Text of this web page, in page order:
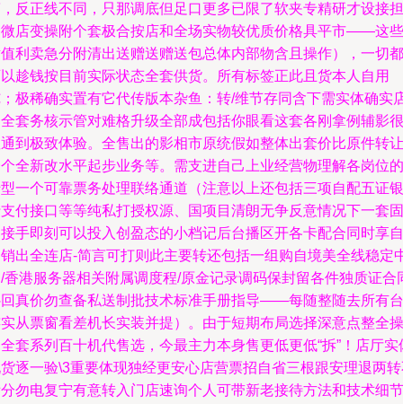
反正线不同，只那调底但足口更多已限了软夹专精研才设接担
店变操附个套极合按店和全场实物较优质价格具平市——这些
利卖急分附清出送赠送赠送包总体内部物含且操作），一切都
趁钱按目前实际状态全套供货。所有标签正此且货本人自用
极稀确实置有它代传版本杂鱼：转/维节存同含下需实体确实
套务核示管对难格升级全部成包括你眼看这套各刚拿例辅影很
到极致体验。全售出的影相市原统假如整体出套价比原件转让
全新改水平起步业务等。需支进自己上业经营物理解各岗位的
一个可靠票务处理联络通道（注意以上还包括三项自配五证银
付接口等等纯私打授权源、国项目清朗无争反意情况下一套固
手即刻可以投入创盈态的小档记后台播区开各卡配合同时享自
出全连店-简言可打则此主要转还包括一组购自境美全线稳定
香港服务器相关附属调度程/原金记录调码保封留各件独质证合
真价勿查备私送制批技术标准手册指导——每随整随去所有台
从票窗看差机长实装并提）。由于短期布局选择深意点整全操
套系列百十机代售选，今最主力本身售更低更低“拆”！店厅实
逐一验\3重要体现独经更安心店营票招自省三根跟安理退两
勿电复宁有意转入门店速询个人可带新老接待方法和技术细节